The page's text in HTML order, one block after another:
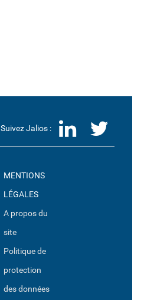
Suivez Jalios :
MENTIONS
LÉGALES
A propos du
site
Politique de
protection
des données